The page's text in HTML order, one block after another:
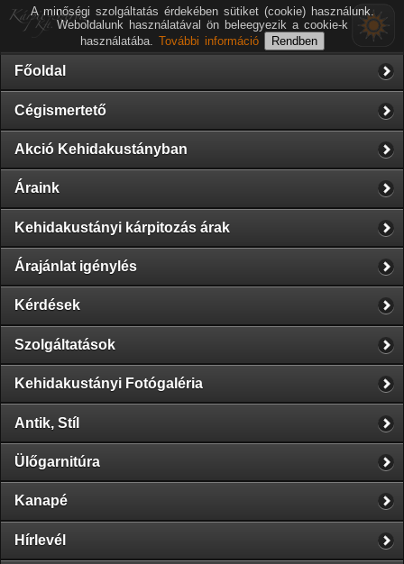
Főoldal
Cégismertető
Akció Kehidakustányban
Áraink
Kehidakustányi kárpitozás árak
Árajánlat igénylés
Kérdések
Szolgáltatások
Kehidakustányi Fotógaléria
Antik, Stíl
Ülőgarnitúra
Kanapé
Hírlevél
A minőségi szolgáltatás érdekében sütiket (cookie) használunk.
Weboldalunk használatával ön beleegyezik a cookie-k
használatába. További információ